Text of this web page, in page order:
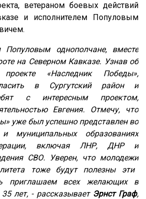
ветераном боевых действий
и исполнителем Популовым
однополчане, вместе
на Северном Кавказе. Узнав об
«Наследник Победы»,
в
Сургутский район и
с интересным
проектом,
Евгения. Отмечу, что
уже был успешно представлен во
муниципальных образованиях
включая ЛНР, ДНР и
СВО. Уверен, что молодежи
тожебудут полезны эти
приглашаем всех желающих в
лет, - рассказывает Эрнст Граф,